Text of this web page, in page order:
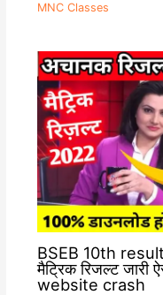
MNC Classes
BSEB 10th
मैट्रिक रिजल्ट
website crash